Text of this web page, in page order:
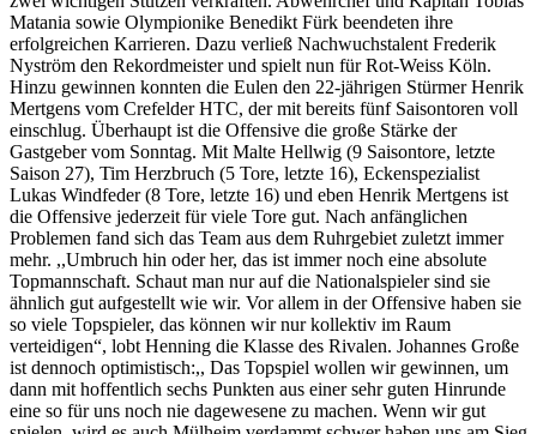
Matania sowie Olympionike Benedikt Fürk beendeten ihre
erfolgreichen Karrieren. Dazu verließ Nachwuchstalent Frederik
Nyström den Rekordmeister und spielt nun für Rot-Weiss Köln.
Hinzu gewinnen konnten die Eulen den 22-jährigen Stürmer Henrik
Mertgens vom Crefelder HTC, der mit bereits fünf Saisontoren voll
einschlug. Überhaupt ist die Offensive die große Stärke der
Gastgeber vom Sonntag. Mit Malte Hellwig (9 Saisontore, letzte
Saison 27), Tim Herzbruch (5 Tore, letzte 16), Eckenspezialist
Lukas Windfeder (8 Tore, letzte 16) und eben Henrik Mertgens ist
die Offensive jederzeit für viele Tore gut. Nach anfänglichen
Problemen fand sich das Team aus dem Ruhrgebiet zuletzt immer
mehr. ,,Umbruch hin oder her, das ist immer noch eine absolute
Topmannschaft. Schaut man nur auf die Nationalspieler sind sie
ähnlich gut aufgestellt wie wir. Vor allem in der Offensive haben sie
so viele Topspieler, das können wir nur kollektiv im Raum
verteidigen“, lobt Henning die Klasse des Rivalen. Johannes Große
ist dennoch optimistisch:,, Das Topspiel wollen wir gewinnen, um
dann mit hoffentlich sechs Punkten aus einer sehr guten Hinrunde
eine so für uns noch nie dagewesene zu machen. Wenn wir gut